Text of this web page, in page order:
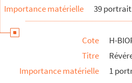
Importance matérielle
39
Cote
H-
Titre
Importance matérielle
1